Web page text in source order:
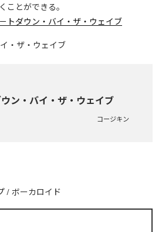
ことができる。
トダウン・バイ・ザ・ウェイブ
ン・バイ・ザ・ウェイブ
コージキン
/ ボーカロイド